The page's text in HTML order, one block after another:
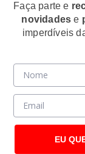
Home>Antonio
Power Of
Toilette -
(2607)
Faça parte e
novidades e
imperdíveis
EU